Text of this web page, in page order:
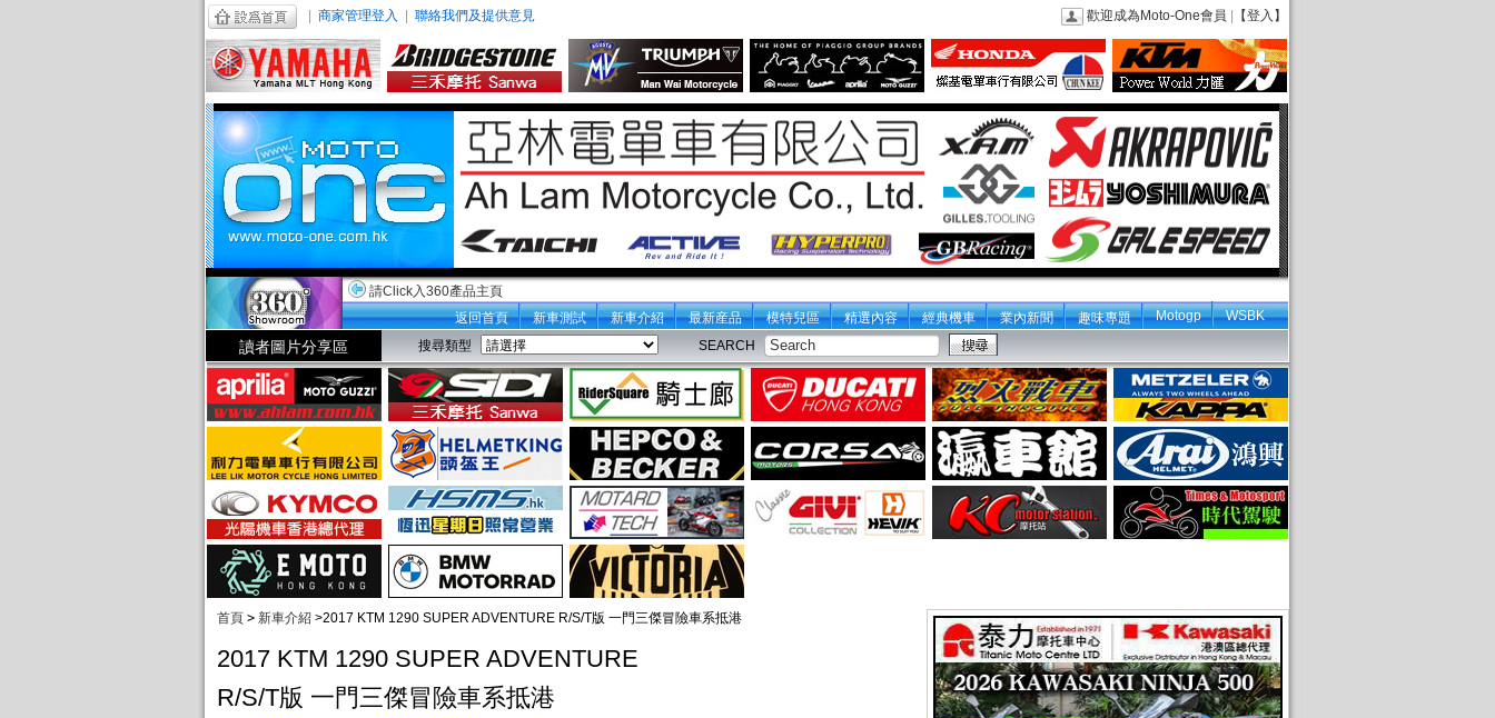
商家管理登入 聯絡我們及提供意見 歡迎成為Moto-One會員 【登入】
請Click入360產品主頁
返回首頁
新車測試 新車介紹 最新産品 模特兒區 精選內容 經典機車 業內新聞 趣味專題 Motogp WSBK
讀者圖片分享區 搜尋類型 SEARCH
首頁 > 新車介紹 >2017 KTM 1290 SUPER ADVENTURE R/S/T版 一門三傑冒險車系抵港
2017 KTM 1290 SUPER ADVENTURE
R/S/T版 一門三傑冒險車系抵港